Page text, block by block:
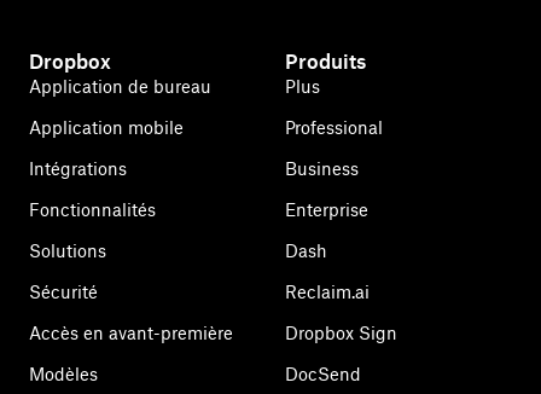
Dropbox
Application de bureau
Application mobile
Intégrations
Fonctionnalités
Solutions
Sécurité
Accès en avant-première
Modèles
Produits
Plus
Professional
Business
Enterprise
Dash
Reclaim.ai
Dropbox Sign
DocSend